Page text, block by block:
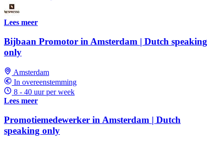
Lees meer
Bijbaan Promotor in Amsterdam | Dutch speaking
only
Amsterdam
In overeenstemming
8 - 40 uur per week
Lees meer
Promotiemedewerker in Amsterdam | Dutch
speaking only